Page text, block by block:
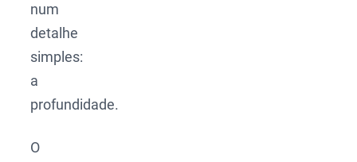
num
detalhe
simples:
a
profundidade.
O